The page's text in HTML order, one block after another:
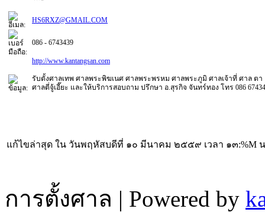
HS6RXZ@GMAIL.COM
086 - 6743439
http://www.kantangsan.com
รับตั้งศาลเทพ ศาลพระพิฆเนศ ศาลพระพรหม ศาลพระภูมิ ศาลเจ้าที่ ศาล ต
ศาลตี่จู้เอี๊ยะ และให้บริการสอบถาม ปรึกษา อ.สุรกิจ จันทร์ทอง โทร 086
แก้ไขล่าสุด ใน วันพฤหัสบดีที่ ๑๐ มีนาคม ๒๕๕๙ เวลา ๑๓:%M
การตั้งศาล | Powered by